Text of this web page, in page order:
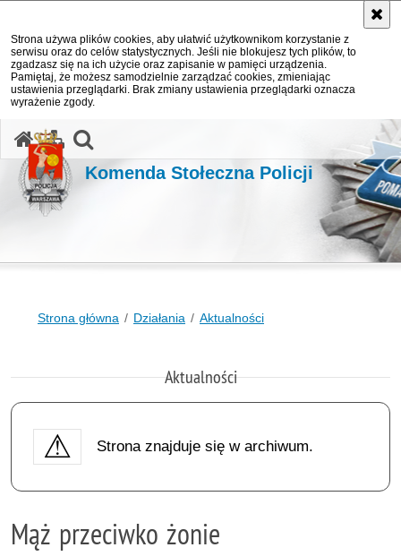
Strona używa plików cookies, aby ułatwić użytkownikom korzystanie z
serwisu oraz do celów statystycznych. Jeśli nie blokujesz tych plików, to
zgadzasz się na ich użycie oraz zapisanie w pamięci urządzenia.
Pamiętaj, że możesz samodzielnie zarządzać cookies, zmieniając
ustawienia przeglądarki. Brak zmiany ustawienia przeglądarki oznacza
wyrażenie zgody.
Komenda Stołeczna Policji
Strona główna Działania Aktualności
Aktualności
Strona znajduje się w archiwum.
Mąż przeciwko żonie